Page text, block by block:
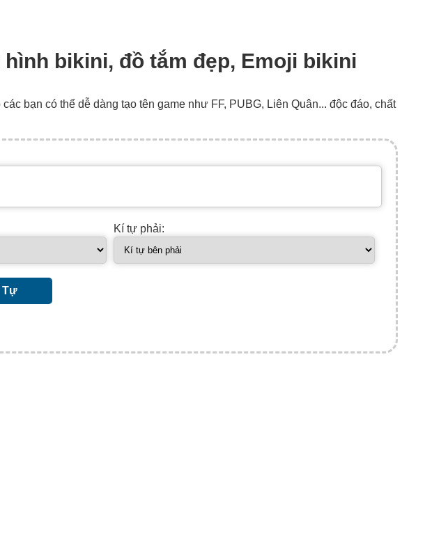
bikini, đồ tắm đẹp, Emoji bikini
các bạn có thể dễ dàng tạo tên game như FF, PUBG, Liên Quân... độc đáo, chất
Kí tự phải:
Tự